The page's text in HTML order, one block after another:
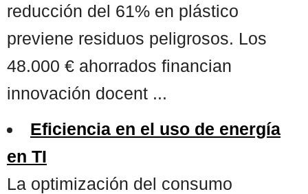
reducción del 61% en plástico
previene residuos peligrosos. Los
48.000 € ahorrados financian
innovación docent ...
Eficiencia en el uso de energía
en TI
La optimización del consumo